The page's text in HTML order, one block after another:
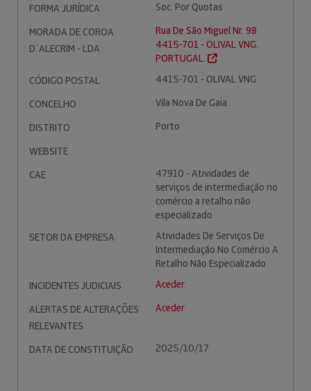
FORMA JURÍDICA
Soc. Por Quotas
MORADA DE COROA
D`ALECRIM - LDA
Rua De São Miguel Nr. 98
4415-701 - OLIVAL VNG.
PORTUGAL.
CÓDIGO POSTAL
4415-701 - OLIVAL VNG
CONCELHO
Vila Nova De Gaia
DISTRITO
Porto
WEBSITE
CAE
47910 - Atividades de
serviços de intermediação no
comércio a retalho não
especializado
SETOR DA EMPRESA
Atividades De Serviços De
Intermediação No Comércio A
Retalho Não Especializado
INCIDENTES JUDICIAIS
Aceder
ALERTAS DE ALTERAÇÕES
RELEVANTES
Aceder
DATA DE CONSTITUIÇÃO 2025/10/17